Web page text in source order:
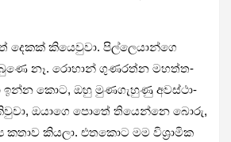
දෙකක් කියෙ­වුවා. පිල්ලෙ­යාන්ගෙ
නෑ. රොහාන් ගුණ­රත්න මහ­ත්ත­
ඉන්න කොට, ඔහු මුණ­ගැ­හුණු අව­ස්ථා­
ඔයාගෙ පොතේ තියෙන්නෙ බොරු,
කියලා. එත­කොට මම විශ්‍රා­මික